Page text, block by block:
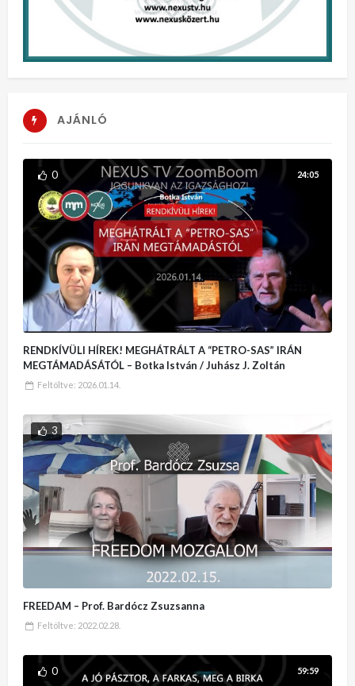
AJÁNLÓ
24:05
0
RENDKÍVÜLI HÍREK! MEGHÁTRÁLT A “PETRO-SAS” IRÁN
MEGTÁMADÁSÁTÓL – Botka István / Juhász J. Zoltán
Feltöltve: 2026.01.14.
3
FREEDAM – Prof. Bardócz Zsuzsanna
Feltöltve: 2022.02.28.
59:59
0